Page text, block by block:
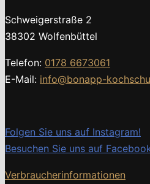
Schweigerstraße 2
38302 Wolfenbüttel
Telefon: 0178 6673061
E-Mail: info@bonapp-
Folgen Sie uns auf Instagram!
Besuchen Sie uns auf
Verbraucherinformationen